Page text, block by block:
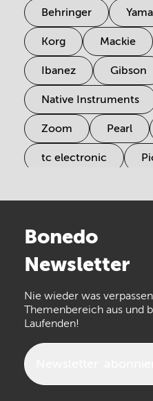
Behringer
Korg Mackie
Ibanez Gibson
Native Instruments
Zoom Pearl
tc electronic
Arturia
the t.bone
Walrus Audio
Bonedo
Newsletter
Nie wieder was
Themenbereich aus und
Laufenden!